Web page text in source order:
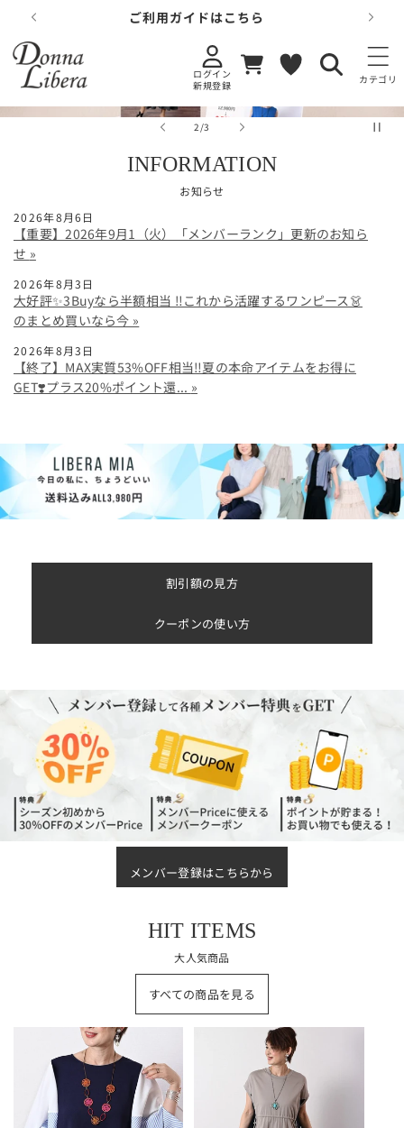
コンテンツに
進む ご利用ガイドはこちら
カテゴリ
ログイン
新規登録
ト
気
に
2/の
3
INFORMATION
お知らせ
2026年8月6日
【重要】2026年9月1（火）「メンバーランク」更新のお知ら
せ
2026年8月3日
大好評✨3Buyなら半額相当 ‼️これから活躍するワンピース👗
のまとめ買いなら今
2026年8月3日
【終了】MAX実質53%OFF相当‼️夏の本命アイテムをお得に
GET❣️プラス20%ポイント還...
割引額の見方
クーポンの使い方
メンバー登録はこちらから
HIT ITEMS
大人気商品
すべての商品を見る